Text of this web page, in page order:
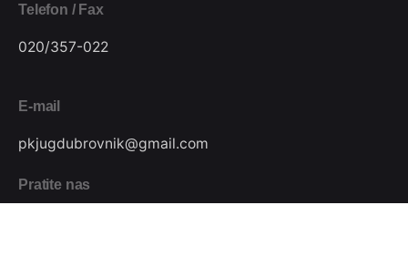
Telefon / Fax
020/357-022
E-mail
pkjugdubrovnik@gmail.com
Pratite nas